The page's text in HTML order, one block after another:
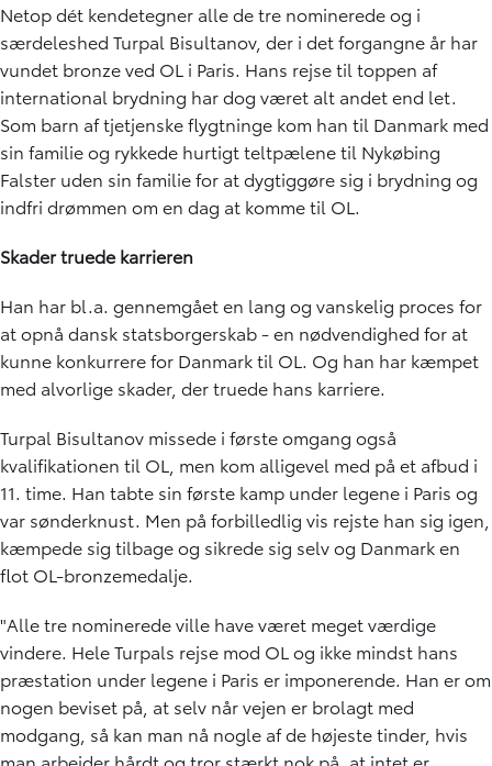
Netop dét kendetegner alle de tre nominerede og i
særdeleshed Turpal Bisultanov, der i det forgangne år har
vundet bronze ved OL i Paris. Hans rejse til toppen af
international brydning har dog været alt andet end let.
Som barn af tjetjenske flygtninge kom han til Danmark med
sin familie og rykkede hurtigt teltpælene til Nykøbing
Falster uden sin familie for at dygtiggøre sig i brydning og
indfri drømmen om en dag at komme til OL.
Skader truede karrieren
Han har bl.a. gennemgået en lang og vanskelig proces for
at opnå dansk statsborgerskab - en nødvendighed for at
kunne konkurrere for Danmark til OL. Og han har kæmpet
med alvorlige skader, der truede hans karriere.
Turpal Bisultanov missede i første omgang også
kvalifikationen til OL, men kom alligevel med på et afbud i
11. time. Han tabte sin første kamp under legene i Paris og
var sønderknust. Men på forbilledlig vis rejste han sig igen,
kæmpede sig tilbage og sikrede sig selv og Danmark en
flot OL-bronzemedalje.
"Alle tre nominerede ville have været meget værdige
vindere. Hele Turpals rejse mod OL og ikke mindst hans
præstation under legene i Paris er imponerende. Han er om
nogen beviset på, at selv når vejen er brolagt med
modgang, så kan man nå nogle af de højeste tinder, hvis